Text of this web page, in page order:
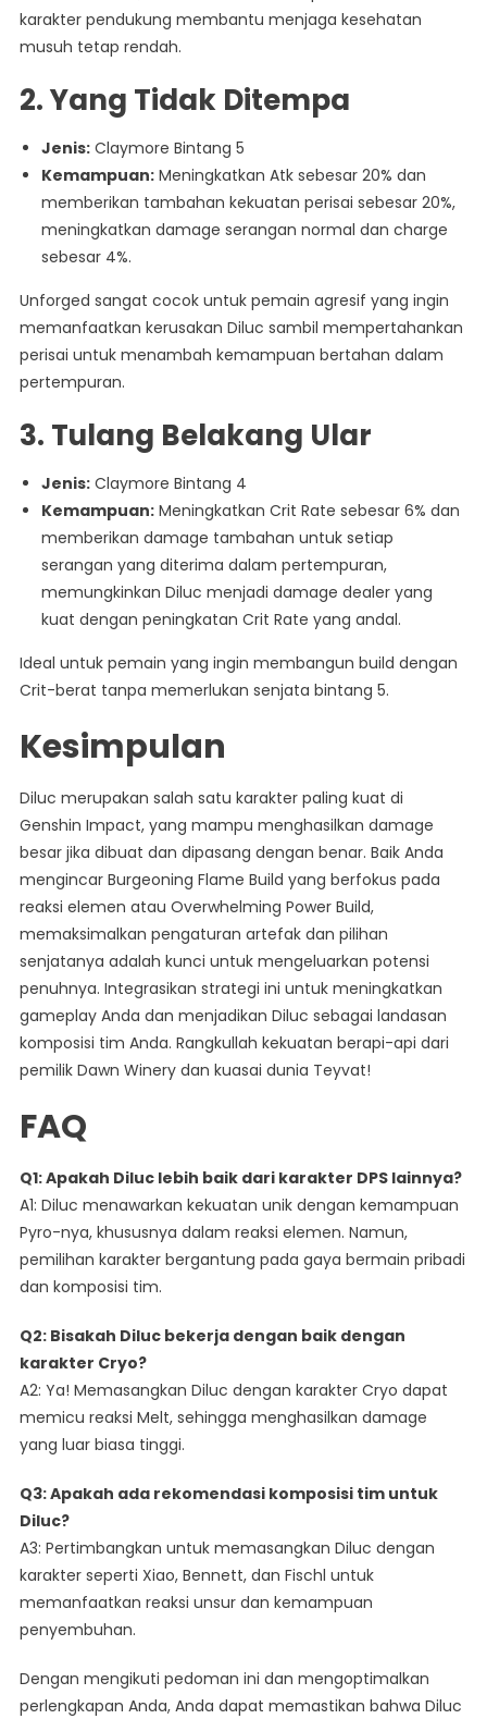
karakter pendukung membantu menjaga kesehatan
musuh tetap rendah.
2.Yang Tidak Ditempa
Jenis:Claymore Bintang 5
Kemampuan:Meningkatkan Atk sebesar 20% dan
memberikan tambahan kekuatan perisai sebesar 20%,
meningkatkan damage serangan normal dan charge
sebesar 4%.
Unforged sangat cocok untuk pemain agresif yang ingin
memanfaatkan kerusakan Diluc sambil mempertahankan
perisai untuk menambah kemampuan bertahan dalam
pertempuran.
3. Tulang Belakang Ular
Jenis:Claymore Bintang 4
Kemampuan:Meningkatkan Crit Rate sebesar 6% dan
memberikan damage tambahan untuk setiap
serangan yang diterima dalam pertempuran,
memungkinkan Diluc menjadi damage dealer yang
kuat dengan peningkatan Crit Rate yang andal.
Ideal untuk pemain yang ingin membangun build dengan
Crit-berat tanpa memerlukan senjata bintang 5.
Kesimpulan
Diluc merupakan salah satu karakter paling kuat di
Genshin Impact, yang mampu menghasilkan damage
besar jika dibuat dan dipasang dengan benar. Baik Anda
mengincar Burgeoning Flame Build yang berfokus pada
reaksi elemen atau Overwhelming Power Build,
memaksimalkan pengaturan artefak dan pilihan
senjatanya adalah kunci untuk mengeluarkan potensi
penuhnya. Integrasikan strategi ini untuk meningkatkan
gameplay Anda dan menjadikan Diluc sebagai landasan
komposisi tim Anda. Rangkullah kekuatan berapi-api dari
pemilik Dawn Winery dan kuasai dunia Teyvat!
FAQ
Q1: Apakah Diluc lebih baik dari karakter DPS lainnya?
A1: Diluc menawarkan kekuatan unik dengan kemampuan
Pyro-nya, khususnya dalam reaksi elemen. Namun,
pemilihan karakter bergantung pada gaya bermain pribadi
dan komposisi tim.
Q2: Bisakah Diluc bekerja dengan baik dengan
karakter Cryo?
A2: Ya! Memasangkan Diluc dengan karakter Cryo dapat
memicu reaksi Melt, sehingga menghasilkan damage
yang luar biasa tinggi.
Q3: Apakah ada rekomendasi komposisi tim untuk
Diluc?
A3: Pertimbangkan untuk memasangkan Diluc dengan
karakter seperti Xiao, Bennett, dan Fischl untuk
memanfaatkan reaksi unsur dan kemampuan
penyembuhan.
Dengan mengikuti pedoman ini dan mengoptimalkan
perlengkapan Anda, Anda dapat memastikan bahwa Diluc